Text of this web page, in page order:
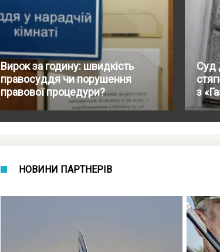
Вирок за годину: швидкість
правосуддя чи порушення
правової процедури?
Суд
з
НОВИНИ ПАРТНЕРІВ